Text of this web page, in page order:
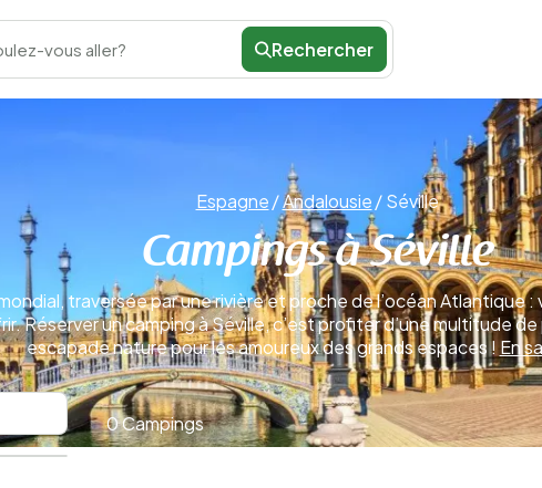
vous aller? Rechercher
Espagne/Andalousie/Séville
Campings à Séville
traversée par une rivière et proche de l’océan Atlantique
Réserver un camping à Séville, c’est profiter d’une multitude
escapade nature pour les amoureux des grands espaces ! En
0 Campings